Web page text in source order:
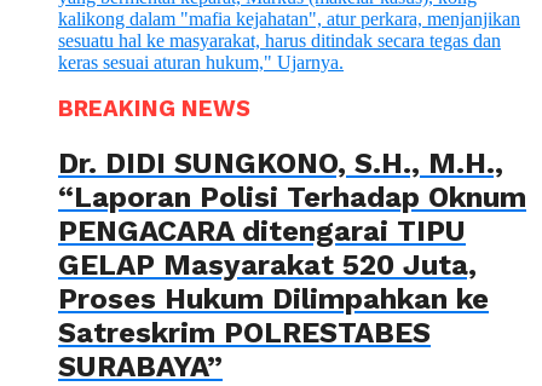
BREAKING NEWS
Dr. DIDI SUNGKONO, S.H., M.H.,
“Laporan Polisi Terhadap Oknum
PENGACARA ditengarai TIPU
GELAP Masyarakat 520 Juta,
Proses Hukum Dilimpahkan ke
Satreskrim POLRESTABES
SURABAYA”